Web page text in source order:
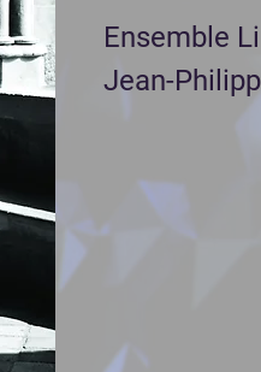
Ensemble
Jean-